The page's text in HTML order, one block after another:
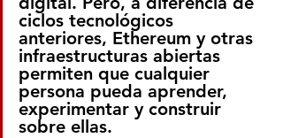
ciclos tecnológicos
anteriores, Ethereum y otras
infraestructuras abiertas
permiten que cualquier
persona pueda aprender,
experimentar y construir
sobre ellas.